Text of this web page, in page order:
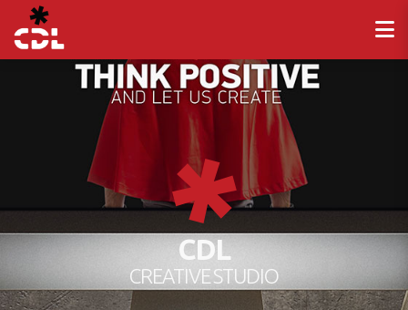
CDL
CREATIVE STUDIO